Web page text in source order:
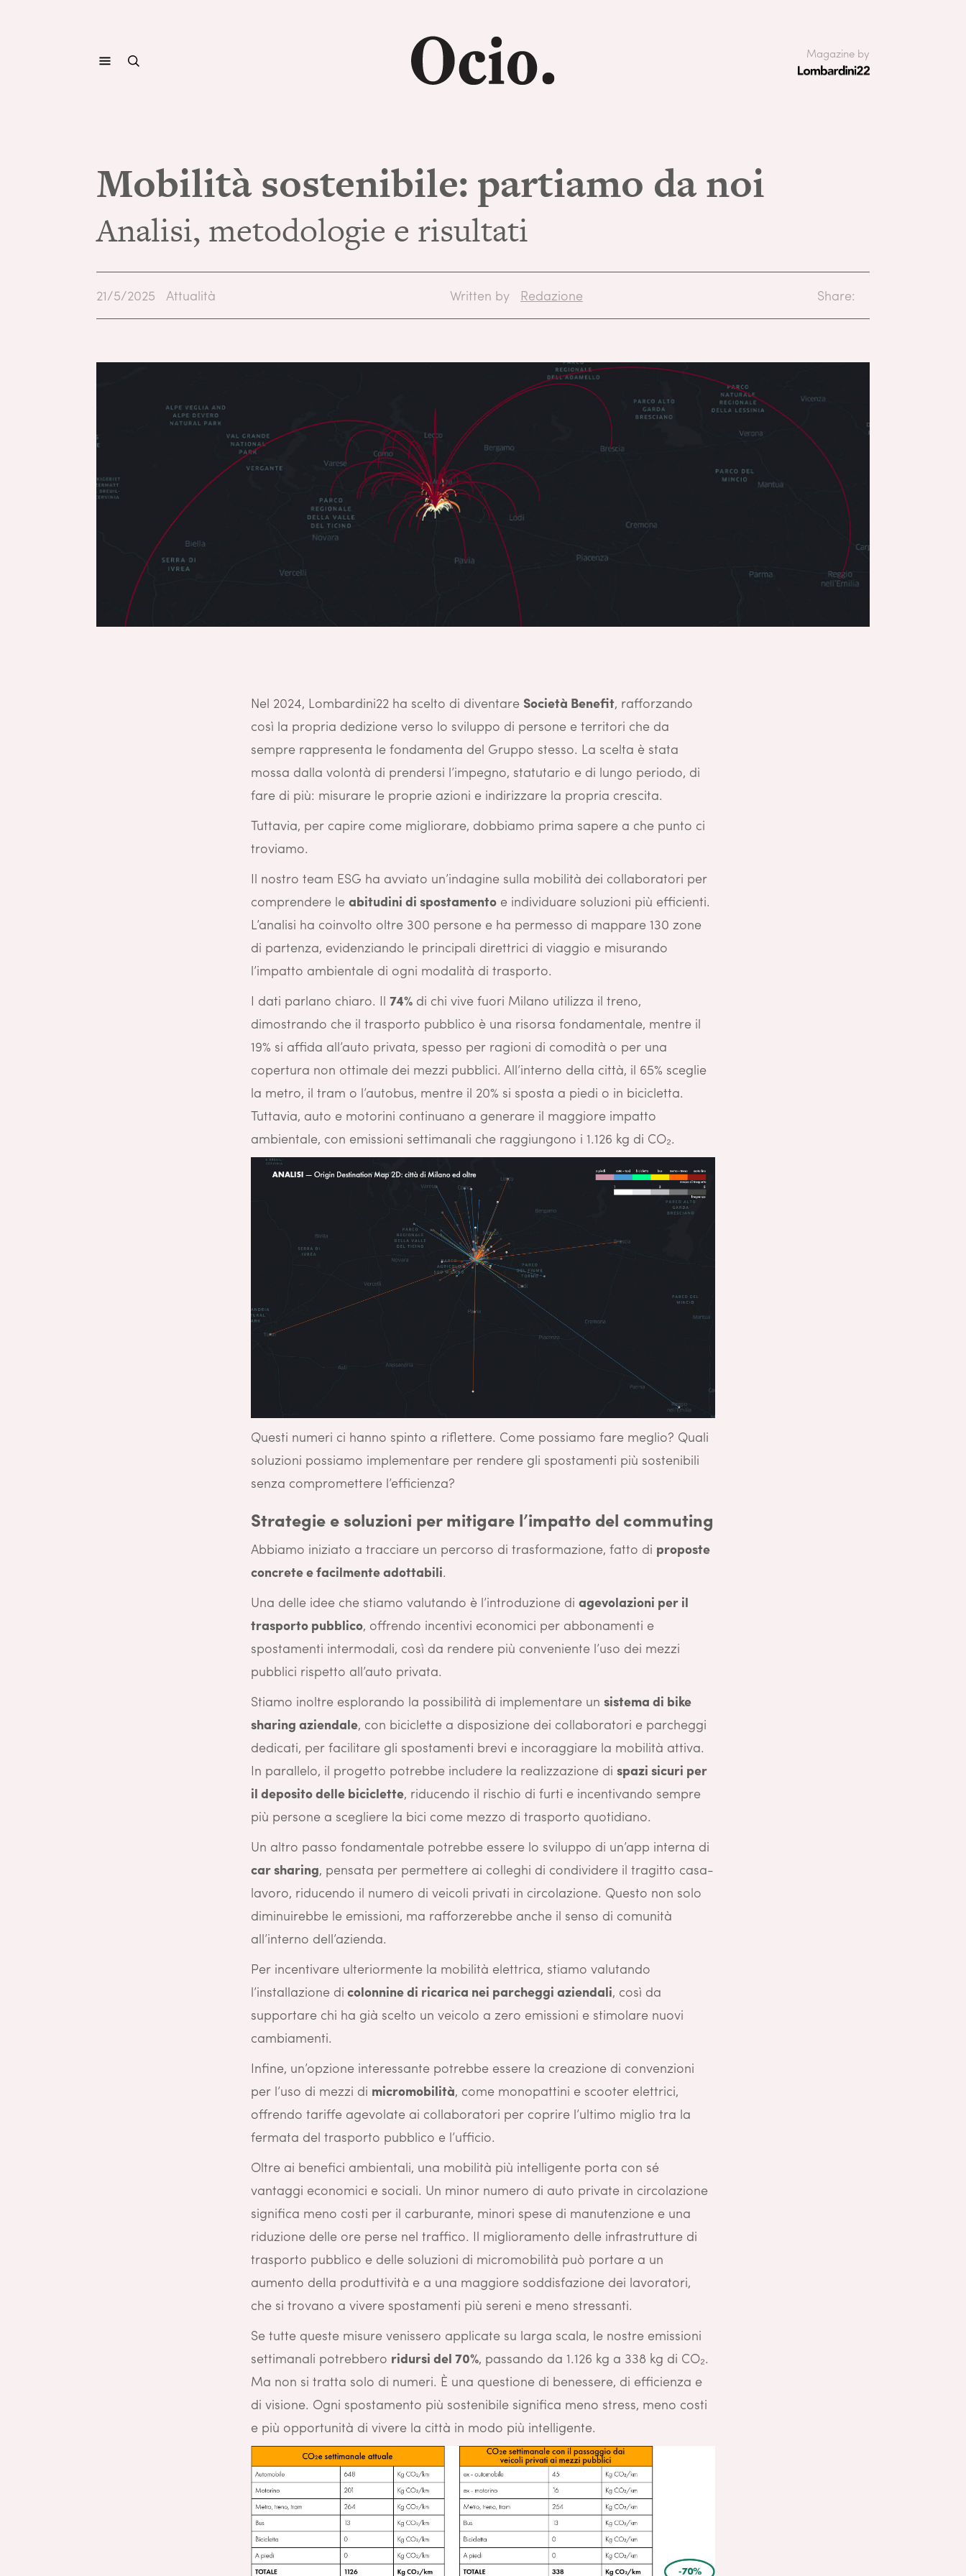
Magazine by
Mobilità sostenibile: partiamo da noi
Analisi, metodologie e risultati
21/5/2025 Attualità Written by Redazione Share:
Nel 2024, Lombardini22 ha scelto di diventare Società Benefit, rafforzando
così la propria dedizione verso lo sviluppo di persone e territori che da
sempre rappresenta le fondamenta del Gruppo stesso. La scelta è stata
mossa dalla volontà di prendersi l’impegno, statutario e di lungo periodo, di
fare di più: misurare le proprie azioni e indirizzare la propria crescita.
Tuttavia, per capire come migliorare, dobbiamo prima sapere a che punto ci
troviamo.
Il nostro team ESG ha avviato un’indagine sulla mobilità dei collaboratori per
comprendere leabitudini di spostamento e individuare soluzioni più efficienti.
L’analisi ha coinvolto oltre 300 persone e ha permesso di mappare 130 zone
di partenza, evidenziando le principali direttrici di viaggio e misurando
l’impatto ambientale di ogni modalità di trasporto.
I dati parlano chiaro. Il74% di chi vive fuori Milano utilizza il treno,
dimostrando che il trasporto pubblico è una risorsa fondamentale, mentre il
19% si affida all’auto privata, spesso per ragioni di comodità o per una
copertura non ottimale dei mezzi pubblici. All’interno della città, il 65% sceglie
la metro, il tram o l’autobus, mentre il 20% si sposta a piedi o in bicicletta.
Tuttavia, auto e motorini continuano a generare il maggiore impatto
ambientale, con emissioni settimanali che raggiungono i 1.126 kg di CO₂.
Questi numeri ci hanno spinto a riflettere. Come possiamo fare meglio? Quali
soluzioni possiamo implementare per rendere gli spostamenti più sostenibili
senza compromettere l’efficienza?
Strategie e soluzioni per mitigare l’impatto del commuting
Abbiamo iniziato a tracciare un percorso di trasformazione, fatto di proposte
concrete e facilmente adottabili.
Una delle idee che stiamo valutando è l’introduzione diagevolazioni per il
trasporto pubblico, offrendo incentivi economici per abbonamenti e
spostamenti intermodali, così da rendere più conveniente l’uso dei mezzi
pubblici rispetto all’auto privata.
Stiamo inoltre esplorando la possibilità di implementare unsistema di bike
sharing aziendale, con biciclette a disposizione dei collaboratori e parcheggi
dedicati, per facilitare gli spostamenti brevi e incoraggiare la mobilità attiva.
In parallelo, il progetto potrebbe includere la realizzazione dispazi sicuri per
il deposito delle biciclette, riducendo il rischio di furti e incentivando sempre
più persone a scegliere la bici come mezzo di trasporto quotidiano.
Un altro passo fondamentale potrebbe essere lo sviluppo di un’app interna di
car sharing, pensata per permettere ai colleghi di condividere il tragitto casa-
lavoro, riducendo il numero di veicoli privati in circolazione. Questo non solo
diminuirebbe le emissioni, ma rafforzerebbe anche il senso di comunità
all’interno dell’azienda.
Per incentivare ulteriormente la mobilità elettrica, stiamo valutando
l’installazione di colonnine di ricarica nei parcheggi aziendali, così da
supportare chi ha già scelto un veicolo a zero emissioni e stimolare nuovi
cambiamenti.
Infine, un’opzione interessante potrebbe essere la creazione di convenzioni
per l’uso di mezzi di micromobilità, come monopattini e scooter elettrici,
offrendo tariffe agevolate ai collaboratori per coprire l’ultimo miglio tra la
fermata del trasporto pubblico e l’ufficio.
Oltre ai benefici ambientali, una mobilità più intelligente porta con sé
vantaggi economici e sociali. Un minor numero di auto private in circolazione
significa meno costi per il carburante, minori spese di manutenzione e una
riduzione delle ore perse nel traffico. Il miglioramento delle infrastrutture di
trasporto pubblico e delle soluzioni di micromobilità può portare a un
aumento della produttività e a una maggiore soddisfazione dei lavoratori,
che si trovano a vivere spostamenti più sereni e meno stressanti.
Se tutte queste misure venissero applicate su larga scala, le nostre emissioni
settimanali potrebbero ridursi del 70%, passando da 1.126 kg a 338 kg di CO₂.
Ma non si tratta solo di numeri. È una questione di benessere, di efficienza e
di visione. Ogni spostamento più sostenibile significa meno stress, meno costi
e più opportunità di vivere la città in modo più intelligente.